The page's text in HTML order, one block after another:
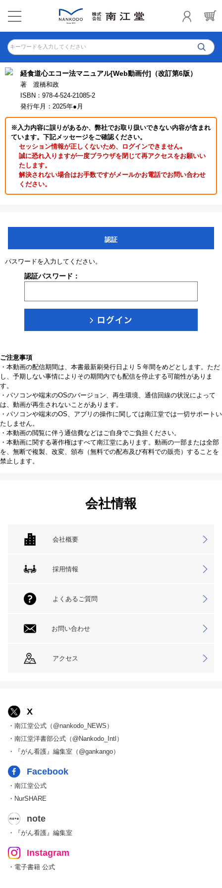
キーワードを入力してください
経食道心エコー法マニュアル[Web動画付]（改訂第6版）
著 渡橋和政
ISBN：978-4-524-21085-2
発行年月：2025年●月
※入力内容に誤りがあるか、弊社でお取り扱いできない内容が含まれ
ています。下記メッセージをご確認ください。
セッション情報が正しくないため、ログインできません｡
誠に恐れ入りますが一度ブラウザを閉じて再アクセスをお願いい
たします。
解決されない場合はお手数ですがメールかお電話でお問い合わせ
ください。
認証
パスワードを入力してください。
認証パスワード：
ご注意事項
・本動画の配信期間は、本書最新刷発行日より 5 年間をめどとします。ただ
し、予期しない事情によりその期間内でも配信を停止する可能性がありま
す。
・パソコンや端末のOSのバージョン、再生環境、通信回線の状況によって
は、動画が再生されないことがあります。
・パソコンや端末のOS、アプリの操作に関しては南江堂では一切サポートい
たしません。
・本動画の閲覧に伴う通信費などはご自身でご負担ください。
・本動画に関する著作権はすべて南江堂にあります。動画の一部または全部
を、無断で複製、改変、頒布（無料での配布及び有料での販売）することを
禁止します。
会社情報
会社概要
採用情報
よくあるご質問
お問い合わせ
アクセス
X
・南江堂公式（@nankodo_NEWS）
・南江堂洋書部公式（@Nankodo_Intl）
・『がん看護』編集室（@gankango）
Facebook
・南江堂公式
・NurSHARE
note
・『がん看護』編集室
Instagram
・電子書籍 公式